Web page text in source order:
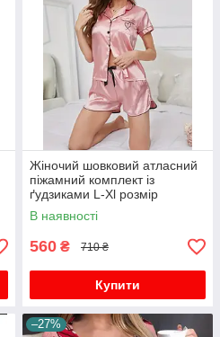
Жіночий шовковий атласний
піжамний комплект із
ґудзиками L-Xl розмір
В наявності
560 ₴ 710 ₴
Купити
–27%